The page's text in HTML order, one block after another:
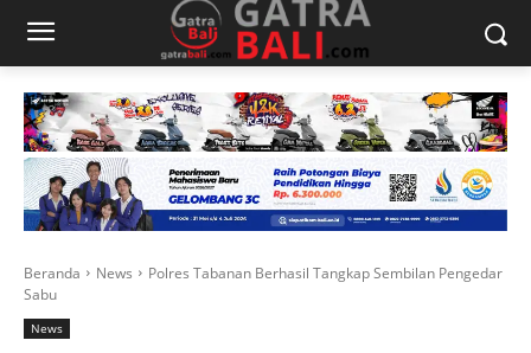
Beranda News
Polres Tabanan Berhasil Tangkap Sembilan Pengedar
Sabu
News